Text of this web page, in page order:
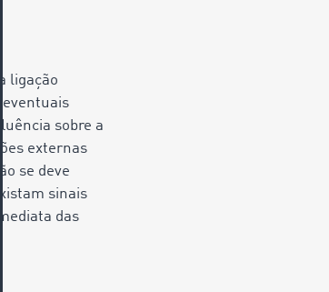
ligação
eventuais
sobre a
externas
se deve
sinais
das